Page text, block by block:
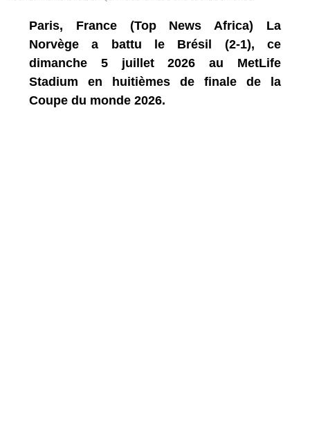
Paris, France (Top News Africa) La
Norvège a battu le Brésil (2-1), ce
dimanche 5 juillet 2026 au MetLife
Stadium en huitièmes de finale de la
Coupe du monde 2026.